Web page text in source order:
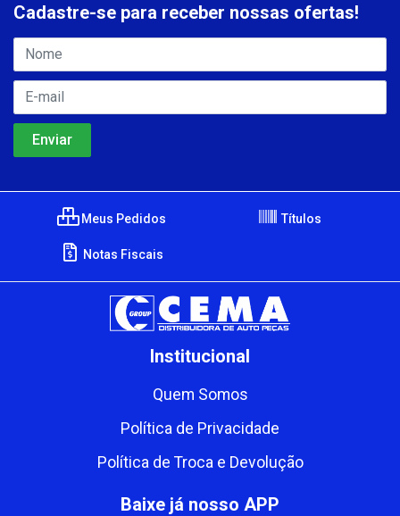
Cadastre-se para receber nossas ofertas!
Meus Pedidos Títulos
Notas Fiscais
Institucional
Quem Somos
Política de Privacidade
Política de Troca e Devolução
Baixe já nosso APP